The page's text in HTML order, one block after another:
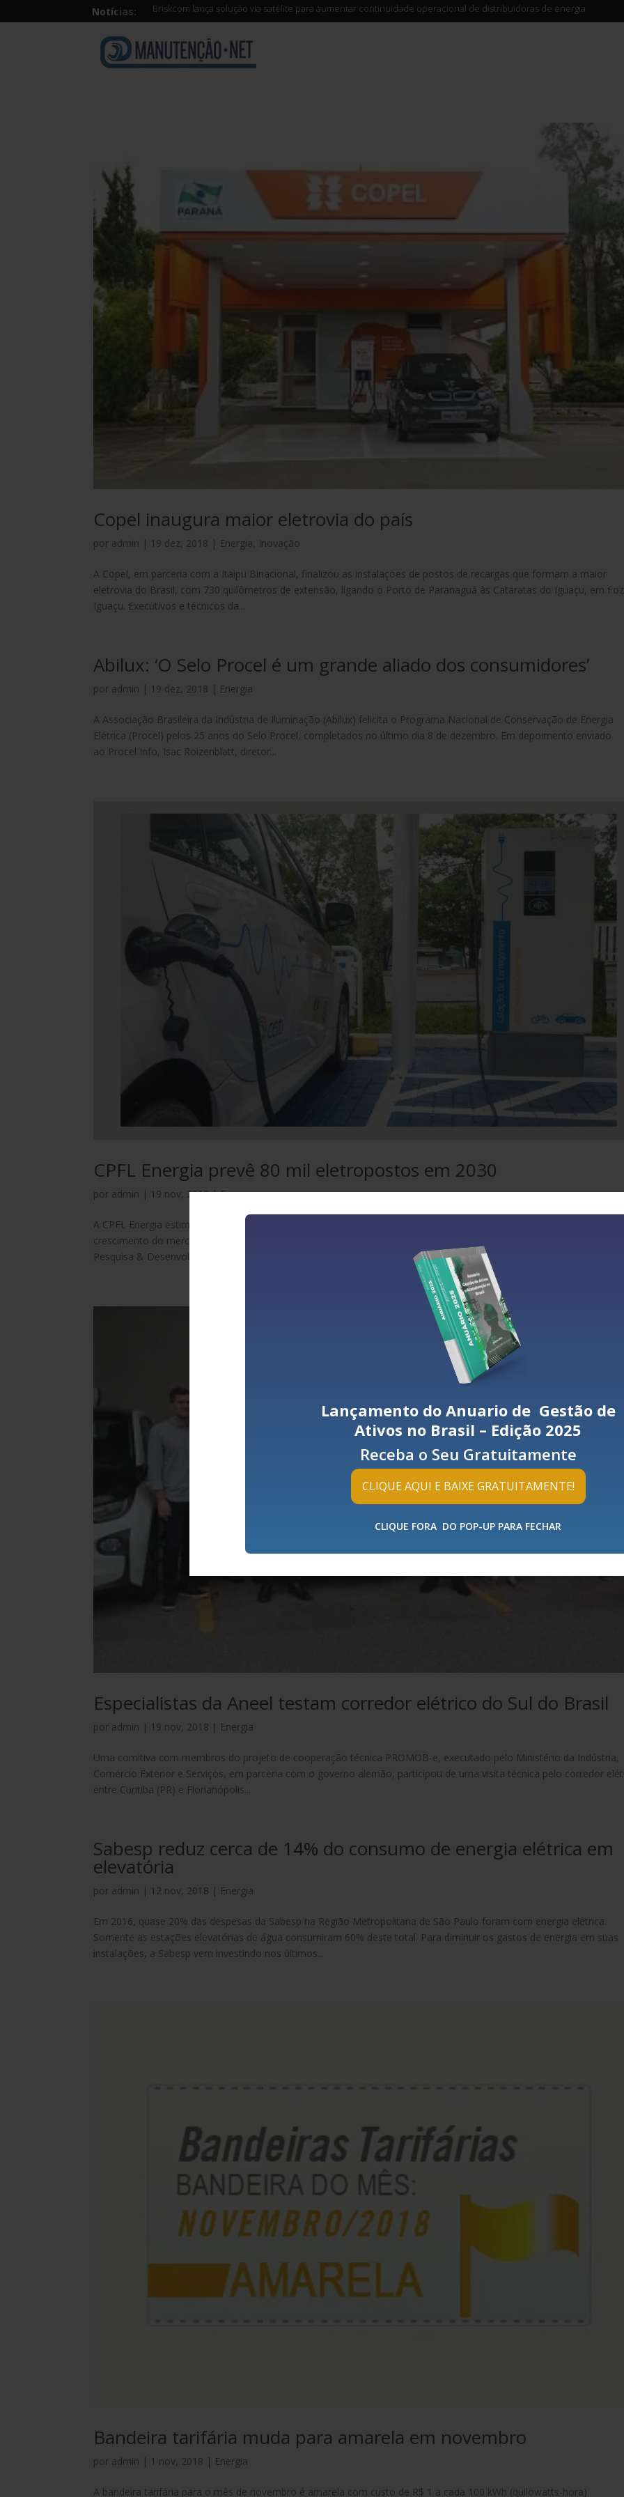
Lançamento do Anuario de Gestão de
Ativos no Brasil – Edição 2025
Receba o Seu Gratuitamente
CLIQUE AQUI E BAIXE GRATUITAMENTE!
CLIQUE FORA DO POP-UP PARA FECHAR
Notícias: Briskcom lança solução via satélite para aumentar continuidade operacional de distribuidoras de energia
Copel inaugura maior eletrovia do país
por admin | 19 dez, 2018 | Energia, Inovação
A Copel, em parceria com a Itaipu Binacional, finalizou as instalações de postos de recargas que formam a maior
eletrovia do Brasil, com 730 quilômetros de extensão, ligando o Porto de Paranaguá às Cataratas do Iguaçu, em
Iguaçu. Executivos e técnicos da...
Abilux: ‘O Selo Procel é um grande aliado dos consumidores’
por admin | 19 dez, 2018 | Energia
A Associação Brasileira da Indústria de Iluminação (Abilux) felicita o Programa Nacional de Conservação de Energia
Elétrica (Procel) pelos 25 anos do Selo Procel, completados no último dia 8 de dezembro. Em depoimento enviado
ao Procel Info, Isac Roizenblatt, diretor...
CPFL Energia prevê 80 mil eletropostos em 2030
por admin | 19 nov, 2018|Energia
A CPFL Energia estima que o Brasil precisará de 80 mil eletropostos públicos até 2030 para acompanhar o ritmo de
crescimento do mercado de veículos elétricos no país. A estimativa é uma das principais conclusões do projeto de
Pesquisa & Desenvolvimento Emotive,...
Especialistas da Aneel testam corredor elétrico do Sul do Brasil
por admin | 19 nov, 2018 | Energia
Uma comitiva com membros do projeto de cooperação técnica PROMOB-e, executado pelo Ministério da Indústria,
Comércio Exterior e Serviços, em parceria com o governo alemão, participou de uma visita técnica pelo corredor
entre Curitiba (PR) e Florianópolis...
Sabesp reduz cerca de 14% do consumo de energia elétrica em
elevatória
por admin | 12 nov, 2018 | Energia
Em 2016, quase 20% das despesas da Sabesp na Região Metropolitana de São Paulo foram com energia elétrica.
Somente as estações elevatórias de água consumiram 60% deste total. Para diminuir os gastos de energia em suas
instalações, a Sabesp vem investindo nos últimos...
Bandeira tarifária muda para amarela em novembro
por admin | 1 nov, 2018 | Energia
A bandeira tarifária para o mês de novembro é amarela com custo de R$ 1 a cada 100 kWh (quilowatts-hora)